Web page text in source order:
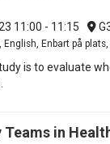
11:00 - 11:15
English, Enbart på
is to evaluate
in